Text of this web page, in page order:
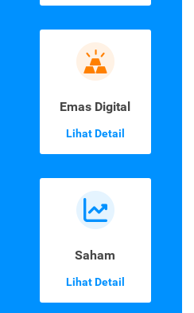
Emas Digital
Lihat Detail
Saham
Lihat Detail